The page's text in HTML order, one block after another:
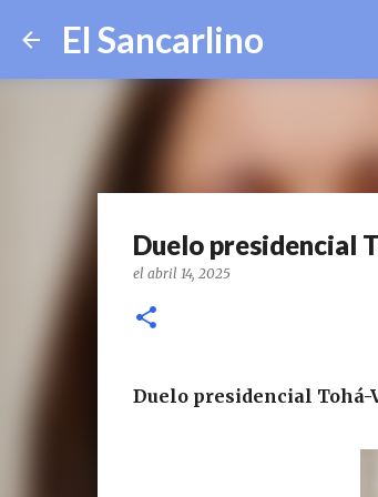
El Sancarlino
Duelo presidencial
el abril 14, 2025
Duelo presidencial Tohá-